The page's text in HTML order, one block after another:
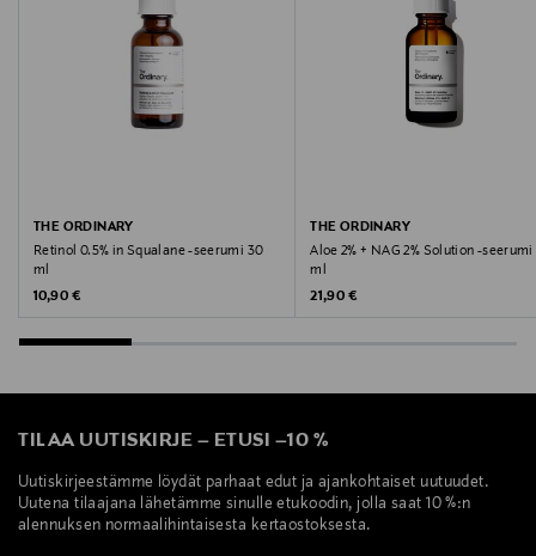
THE ORDINARY
Retinol 0.5% in Squalane -seerumi 30
ml
Original Price
10,90 €
THE ORDINARY
Aloe 2% + NAG 2% Solution -
ml
Original Price
21,90 €
TILAA UUTISKIRJE – ETUSI –10 %
Uutiskirjeestämme löydät parhaat edut ja ajankohtaiset uutuudet.
Uutena tilaajana lähetämme sinulle etukoodin, jolla saat 10 %:n
alennuksen normaalihintaisesta kertaostoksesta.